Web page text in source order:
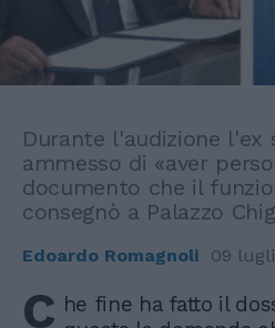
Durante l'audizione l'ex
ammesso di «aver
documento che il
consegnò a Palazzo
Edoardo Romagnoli 09
C he fine ha fatto il